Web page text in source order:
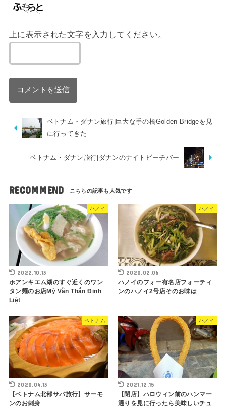
上に表示された文字を入力してください。
ベトナム・ダナン旅行|巨大な手の橋Golden Bridgeを見
に行ってきた
ベトナム・ダナン旅行|ダナンのナイトビーチバー
RECOMMEND
ハノイ
2022.10.13
ホアンキエム湖のすぐ近くのワン
タン麺のお店Mỳ Vằn Thắn Đinh
Liệt
ハノイ
2020.02.06
ハノイのフォー有名店フォーティ
ンのハノイ2号店そのお味は
ベトナム
2020.04.13
【ベトナム北部サパ旅行】サーモ
ンのお刺身
ハノイ
2021.12.15
【閉店】ハロウィン前のハンマー
通りを見に行ったら美味しいチュ